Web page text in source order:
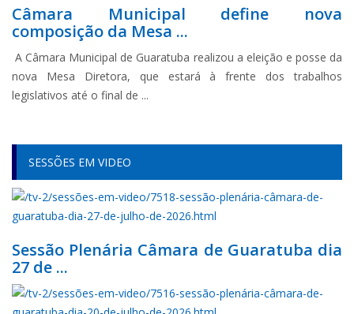
Câmara Municipal define nova
composição da Mesa ...
A Câmara Municipal de Guaratuba realizou a eleição e posse da
nova Mesa Diretora, que estará à frente dos trabalhos
legislativos até o final de ...
SESSÕES EM VIDEO
Sessão Plenária Câmara de Guaratuba dia
27 de ...